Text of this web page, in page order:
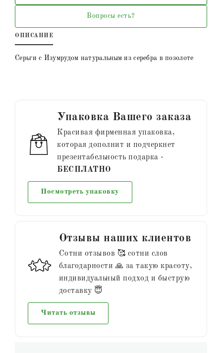
Вопросы есть?
ОПИСАНИЕ
Серьги с Изумрудом натуральным из серебра в позолоте
Упаковка Вашего заказа
Красивая фирменная упаковка,
которая дополнит и подчеркнет
презентабельность подарка -
БЕСПЛАТНО
Посмотреть упаковку
Отзывы наших клиентов
Сотни отзывов 🥰 сотни слов
благодарности 🙏 за такую красоту,
индивидуальный подход и быструю
доставку 😇
Читать отзывы